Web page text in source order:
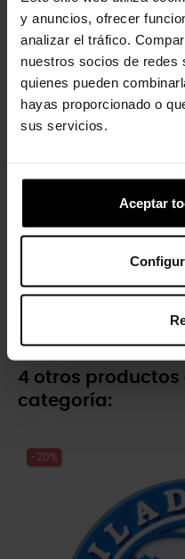
y anuncios, ofrecer
analizar el tráfico.
nuestros socios de redes
quienes pueden
hayas proporcionado o
sus servicios.
Aceptar
-20%
4 otros productos
categoría:
-20%